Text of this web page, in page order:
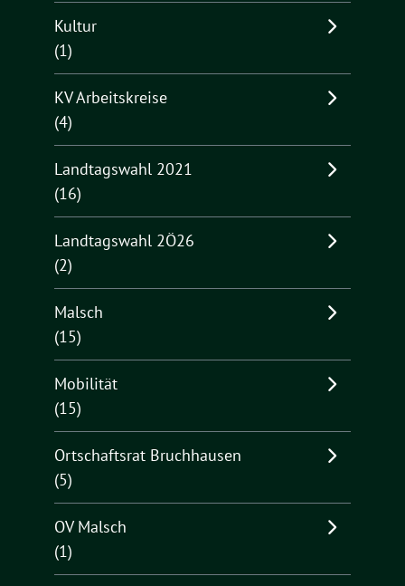
Kultur
(1)
KV Arbeitskreise
(4)
Landtagswahl 2021
(16)
Landtagswahl 2Ö26
(2)
Malsch
(15)
Mobilität
(15)
Ortschaftsrat Bruchhausen
(5)
OV Malsch
(1)